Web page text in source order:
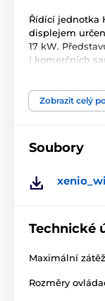
Řídící jednotka
displejem
17 kW.
i komerčních
Pro správnou
snímač nad
která je k
zapnutí sauny,
muset
GHz. Regulace
Balení
Zobrazit celý
Soubory
Technické
Maximální
Rozměry